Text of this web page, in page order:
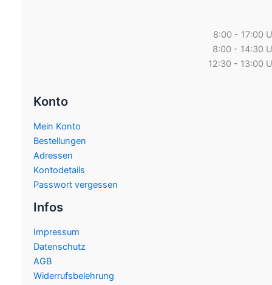
8:00 - 17:00
8:00 - 14:30
12:30 - 13:00
Konto
Mein Konto
Bestellungen
Adressen
Kontodetails
Passwort vergessen
Infos
Impressum
Datenschutz
AGB
Widerrufsbelehrung